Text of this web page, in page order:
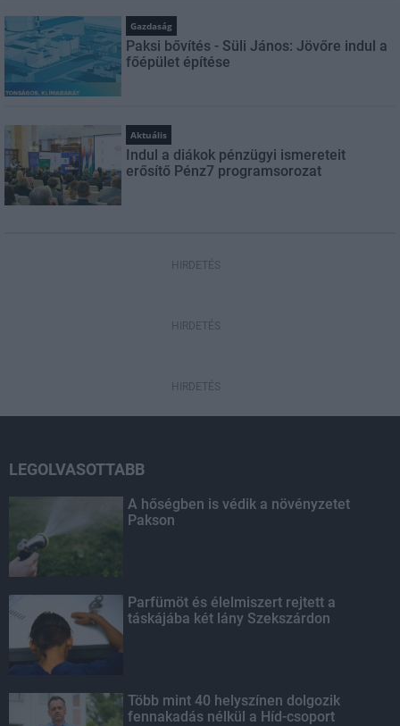
Gazdaság
Paksi bővítés - Süli János: Jövőre indul a
főépület építése
Aktuális
Indul a diákok pénzügyi ismereteit
erősítő Pénz7 programsorozat
HIRDETÉS
HIRDETÉS
HIRDETÉS
LEGOLVASOTTABB
A hőségben is védik a növényzetet
Pakson
Parfümöt és élelmiszert rejtett a
táskájába két lány Szekszárdon
Több mint 40 helyszínen dolgozik
fennakadás nélkül a Híd-csoport